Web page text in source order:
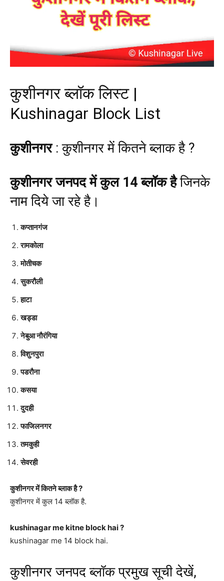
कुशीनगर ब्लॉक लिस्ट |
Kushinagar Block List
कुशीनगर: कुशीनगर में कितने ब्लाक है ?
कुशीनगर जनपद में कुल 14 ब्लॉक हैजिनके
नाम दिये जा रहे है।
कप्तानगंज
रामकोला
मोतीचक
सुकरौली
हाटा
खड्डा
नेबुआ नौरंगिया
विशुनपुरा
पडरौना
कसया
दुदही
फाजिलनगर
तमकुही
सेवरही
कुशीनगर में कितने ब्लाक है ?
कुशीनगर में कुल 14 ब्लॉक है.
kushinagar me kitne block hai ?
kushinagar me 14 block hai.
कुशीनगर जनपद ब्लॉक प्रमुख सूची देखें,